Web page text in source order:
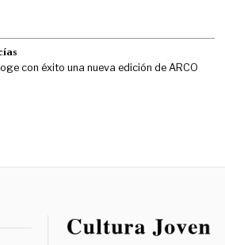
con éxito una nueva edición de ARCO